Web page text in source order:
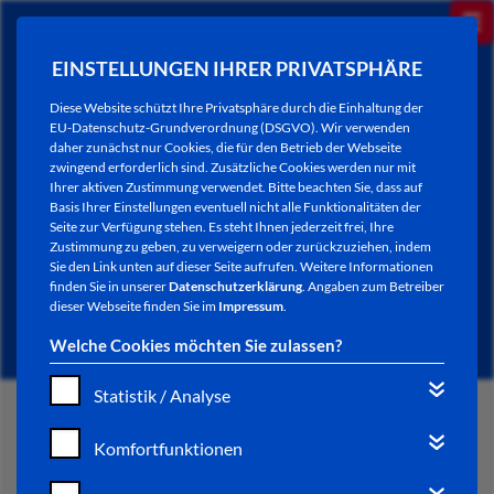
EINSTELLUNGEN IHRER PRIVATSPHÄRE
Diese Website schützt Ihre Privatsphäre durch die Einhaltung der
EU-Datenschutz-Grundverordnung (DSGVO). Wir verwenden
daher zunächst nur Cookies, die für den Betrieb der Webseite
zwingend erforderlich sind. Zusätzliche Cookies werden nur mit
Ihrer aktiven Zustimmung verwendet. Bitte beachten Sie, dass auf
Basis Ihrer Einstellungen eventuell nicht alle Funktionalitäten der
Seite zur Verfügung stehen. Es steht Ihnen jederzeit frei, Ihre
Zustimmung zu geben, zu verweigern oder zurückzuziehen, indem
Sie den Link unten auf dieser Seite aufrufen. Weitere Informationen
finden Sie in unsererDatenschutzerklärung. Angaben zum Betreiber
dieser Webseite finden Sie im Impressum.
Welche Cookies möchten Sie zulassen?
Statistik / Analyse
Komfortfunktionen
NEWSLETTER / CITY LETTER
START